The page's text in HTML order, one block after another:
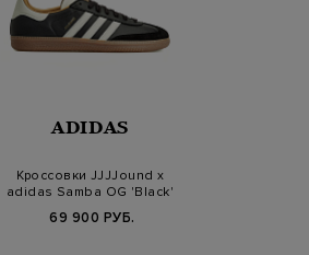
ADIDAS
Кроссовки JJJJound x
adidas Samba OG 'Black'
69 900 РУБ.